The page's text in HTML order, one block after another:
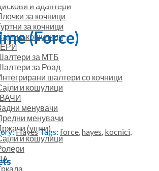
и адаптери
за кочници
за кочници
и кошулици
за МТБ
за Роад
шалтери со кочници
и кошулици
менувачи
менувачи
(ушки)
и кошулици
(Force)
HayesTags: force,hayes, kocnici,